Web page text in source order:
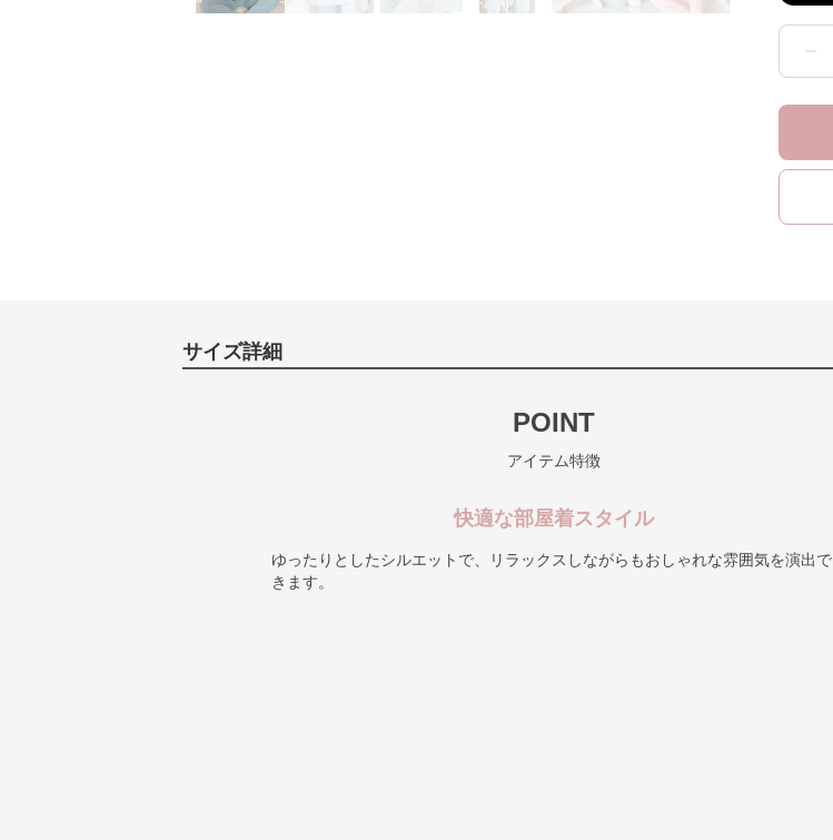
サイズ詳細
POINT
アイテム特徴
快適な部屋着スタイル
ゆったりとしたシルエットで、リラックスしながらもおしゃれな雰囲気を演出で
きます。